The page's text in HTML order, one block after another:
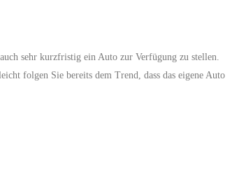
sehr kurzfristig ein Auto zur Verfügung zu stellen.
folgen Sie bereits dem Trend, dass das eigene Auto